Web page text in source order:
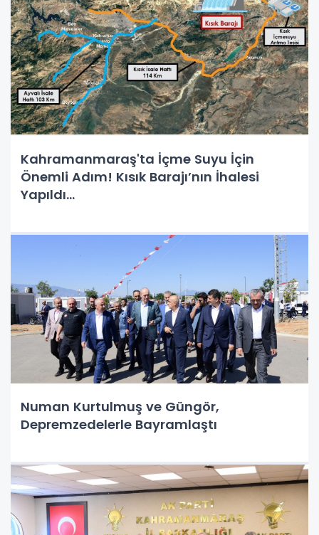
Kahramanmaraş'ta İçme Suyu İçin
Önemli Adım! Kısık Barajı’nın İhalesi
Yapıldı…
Numan Kurtulmuş ve Güngör,
Depremzedelerle Bayramlaştı